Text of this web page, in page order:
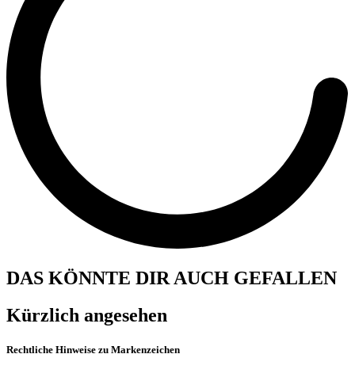
DAS KÖNNTE DIR AUCH GEFALLEN
Kürzlich angesehen
Rechtliche Hinweise zu Markenzeichen